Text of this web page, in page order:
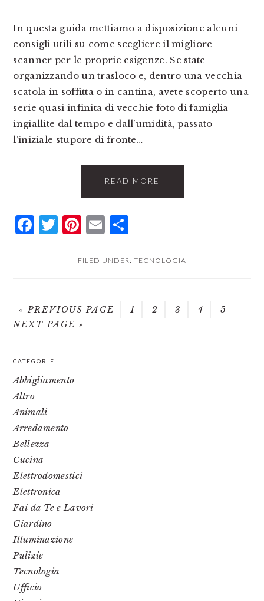
In questa guida mettiamo a disposizione alcuni
consigli utili su come scegliere il migliore
scanner per le proprie esigenze. Se state
organizzando un trasloco e, dentro una vecchia
scatola in soffitta o in cantina, avete scoperto una
serie quasi infinita di vecchie foto di famiglia
ingiallite dal tempo e dall’umidità, passato
l’iniziale stupore di fronte…
READ MORE
Facebook
Twitter
Pinterest
Email
FILED UNDER: TECNOLOGIA
«GO
TO
PREVIOUS PAGE PAGE
1 PAGE
2 PAGE
3 PAGE
4 PAGE
5
NEXT PAGE »
PRIMARY
SIDEBAR
CATEGORIE
Abbigliamento
Altro
Animali
Arredamento
Bellezza
Cucina
Elettrodomestici
Elettronica
Fai da Te e Lavori
Giardino
Illuminazione
Pulizie
Tecnologia
Ufficio